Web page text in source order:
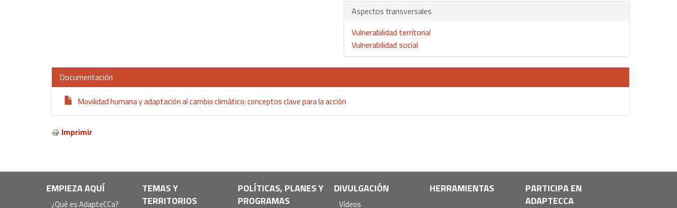
Aspectos transversales
Vulnerabilidad territorial
Vulnerabilidad social
Documentación
Movilidad humana y adaptación al cambio climático: conceptos clave para la acción
Imprimir
Navegación
EMPIEZA AQUÍ
¿Qué es AdapteCCa?
TEMAS Y
TERRITORIOS
POLÍTICAS, PLANES Y
PROGRAMAS
DIVULGACIÓN
Vídeos
HERRAMIENTAS
PARTICIPA EN
ADAPTECCA